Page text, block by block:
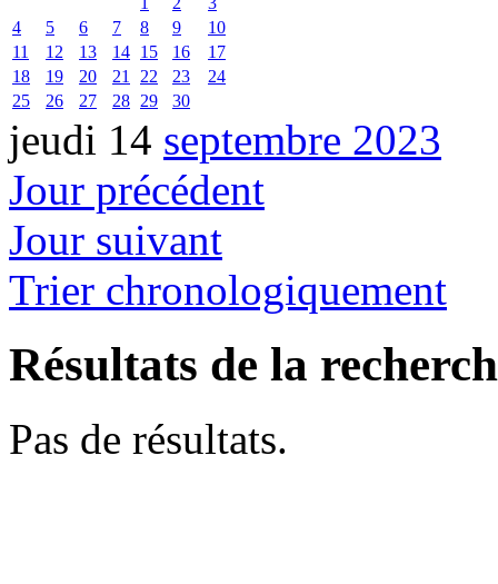
4
5 6 7 8 9
10
11
12 13 14 15 16
17
18
19 20 21 22 23
24
25
26 27 28 29 30
jeudi 14 septembre 2023
Jour précédent
Jour suivant
Trier chronologiquement
Résultats de la
Pas de résultats.